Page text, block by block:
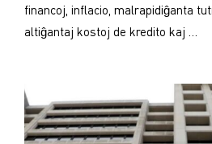
financoj, inflacio, malrapidiĝanta
altiĝantaj kostoj de kredito kaj …